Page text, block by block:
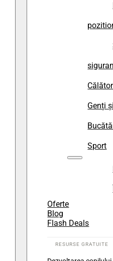
Genți
Sport
Oferte
Blog
Flash Deals